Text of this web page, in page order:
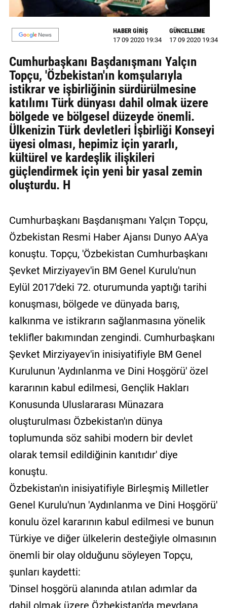
BİZE
ULAŞIN
Künye
İletişim
Gizlilik
Sözleşmesi
Kullanıcı
Sözleşmesi
HABER GİRİŞ
17 09 2020 19:34
GÜNCELLEME
17 09 2020 19:34
Cumhurbaşkanı Başdanışmanı Yalçın
Topçu, 'Özbekistan'ın komşularıyla
istikrar ve işbirliğinin sürdürülmesine
katılımı Türk dünyası dahil olmak üzere
bölgede ve bölgesel düzeyde önemli.
Ülkenizin Türk devletleri İşbirliği Konseyi
üyesi olması, hepimiz için yararlı,
kültürel ve kardeşlik ilişkileri
güçlendirmek için yeni bir yasal zemin
oluşturdu. H
Cumhurbaşkanı Başdanışmanı Yalçın Topçu,
Özbekistan Resmi Haber Ajansı Dunyo AA'ya
konuştu. Topçu, 'Özbekistan Cumhurbaşkanı
Şevket Mirziyayev'in BM Genel Kurulu'nun
Eylül 2017'deki 72. oturumunda yaptığı tarihi
konuşması, bölgede ve dünyada barış,
kalkınma ve istikrarın sağlanmasına yönelik
teklifler bakımından zengindi. Cumhurbaşkanı
Şevket Mirziyayev'in inisiyatifiyle BM Genel
Kurulunun 'Aydınlanma ve Dini Hoşgörü' özel
kararının kabul edilmesi, Gençlik Hakları
Konusunda Uluslararası Münazara
oluşturulması Özbekistan'ın dünya
toplumunda söz sahibi modern bir devlet
olarak temsil edildiğinin kanıtıdır' diye
konuştu.
Özbekistan'ın inisiyatifiyle Birleşmiş Milletler
Genel Kurulu'nun 'Aydınlanma ve Dini Hoşgörü'
konulu özel kararının kabul edilmesi ve bunun
Türkiye ve diğer ülkelerin desteğiyle olmasının
önemli bir olay olduğunu söyleyen Topçu,
şunları kaydetti:
'Dinsel hoşgörü alanında atılan adımlar da
dahil olmak üzere Özbekistan'da meydana